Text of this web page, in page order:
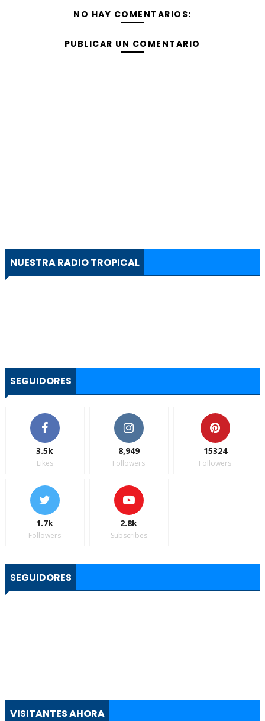
NO HAY COMENTARIOS:
PUBLICAR UN COMENTARIO
NUESTRA RADIO TROPICAL
SEGUIDORES
3.5k
Likes
8,949
Followers
15324
Followers
1.7k
Followers
2.8k
Subscribes
SEGUIDORES
VISITANTES AHORA